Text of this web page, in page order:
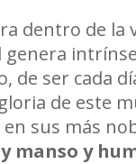
dentro de la
genera
de ser cada
de este
sus más
manso y